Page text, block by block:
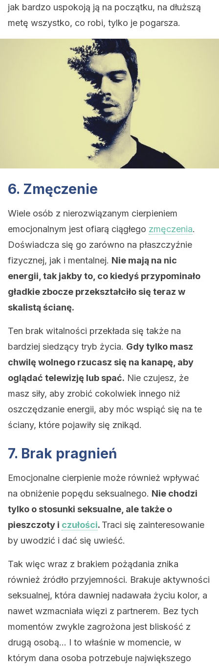
jak bardzo uspokoją ją na początku, na dłuższą
metę wszystko, co robi, tylko je pogarsza.
6. Zmęczenie
Wiele osób z nierozwiązanym cierpieniem
emocjonalnym jest ofiarą ciągłego zmęczenia.
Doświadcza się go zarówno na płaszczyźnie
fizycznej, jak i mentalnej. Nie mają na nic
energii, tak jakby to, co kiedyś przypominało
gładkie zbocze przekształciło się teraz w
skalistą ścianę.
Ten brak witalności przekłada się także na
bardziej siedzący tryb życia. Gdy tylko masz
chwilę wolnego rzucasz się na kanapę, aby
oglądać telewizję lub spać. Nie czujesz, że
masz siły, aby zrobić cokolwiek innego niż
oszczędzanie energii, aby móc wspiąć się na te
ściany, które pojawiły się znikąd.
7. Brak pragnień
Emocjonalne cierpienie może również wpływać
na obniżenie popędu seksualnego. Nie chodzi
tylko o stosunki seksualne, ale także o
pieszczoty i czułości. Traci się zainteresowanie
by uwodzić i dać się uwieść.
Tak więc wraz z brakiem pożądania znika
również źródło przyjemności. Brakuje aktywności
seksualnej, która dawniej nadawała życiu kolor, a
nawet wzmacniała więzi z partnerem. Bez tych
momentów zwykle zagrożona jest bliskość z
drugą osobą… I to właśnie w momencie, w
którym dana osoba potrzebuje największego